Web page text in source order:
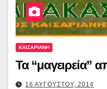
ΚΑΙΣΑΡΙΑΝΗ
Τα “μαγειρεία”
16 ΑΥΓΟΥΣΤΟΥ, 2014